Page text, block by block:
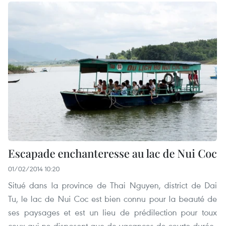
Escapade enchanteresse au lac de Nui Coc
01/02/2014 10:20
Situé dans la province de Thai Nguyen, district de Dai
Tu, le lac de Nui Coc est bien connu pour la beauté de
ses paysages et est un lieu de prédilection pour toux